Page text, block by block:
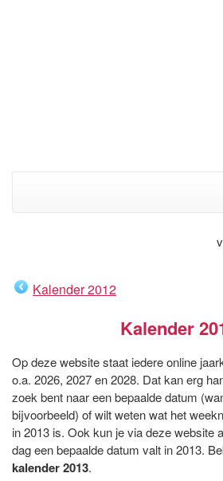
Kalender 2012
Kalender
Op deze website staat iedere online
o.a. 2026, 2027 en 2028. Dat kan erg
zoek bent naar een bepaalde datum
bijvoorbeeld) of wilt weten wat het
in 2013 is. Ook kun je via deze website
dag een bepaalde datum valt in 2013.
kalender 2013.